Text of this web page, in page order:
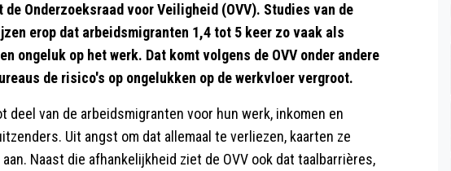
Onderzoeksraad voor Veiligheid (OVV). Studies van de
erop dat arbeidsmigranten 1,4 tot 5 keer zo vaak als
ongeluk op het werk. Dat komt volgens de OVV onder andere
de risico's op ongelukken op de werkvloer vergroot.
deel van de arbeidsmigranten voor hun werk, inkomen en
Uit angst om dat allemaal te verliezen, kaarten ze
Naast die afhankelijkheid ziet de OVV ook dat taalbarrières,